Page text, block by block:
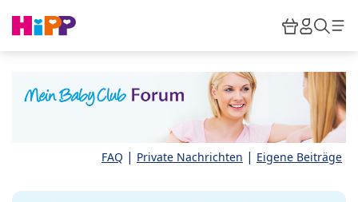
HiPP
FAQ | Private Nachrichten | Eigene Beiträge